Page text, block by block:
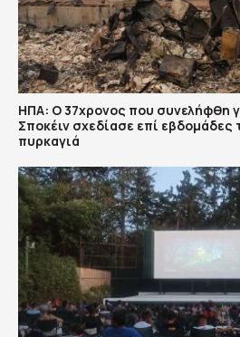
ΗΠΑ: Ο 37χρονος που συνελήφθη
Σποκέιν σχεδίασε επί
πυρκαγιά